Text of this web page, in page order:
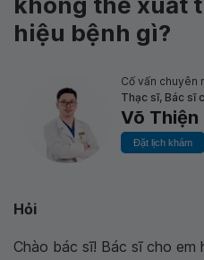
hiệu bệnh gì?
Cố vấn chuyên
Thạc sĩ, Bác sĩ
Võ Thiện
Đặt lịch khám
Hỏi
Chào bác sĩ! Bác sĩ cho em